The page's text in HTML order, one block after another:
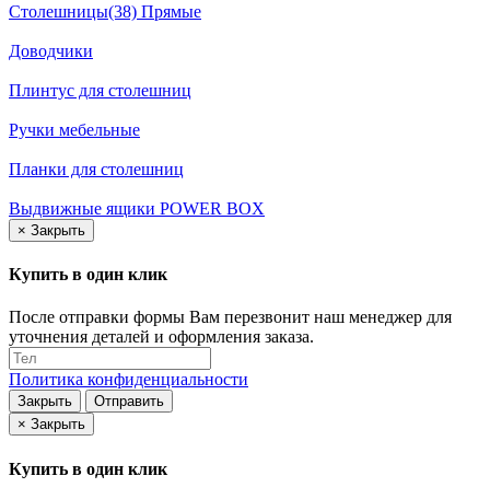
Столешницы(38) Прямые
Доводчики
Плинтус для столешниц
Ручки мебельные
Планки для столешниц
Выдвижные ящики POWER BOX
× Закрыть
Купить в один клик
После отправки формы Вам перезвонит наш менеджер для
уточнения деталей и оформления заказа.
Политика конфиденциальности
Закрыть
Отправить
× Закрыть
Купить в один клик